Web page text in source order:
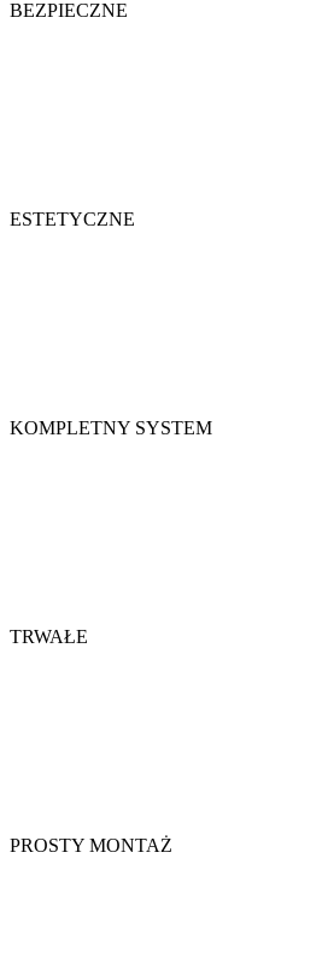
BEZPIECZNE
ESTETYCZNE
KOMPLETNY SYSTEM
TRWAŁE
PROSTY MONTAŻ